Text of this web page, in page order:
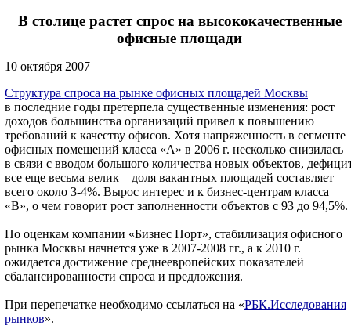
В столице растет спрос на высококачественные
офисные площади
10 октября 2007
Структура спроса на рынке офисных площадей Москвы
в последние годы претерпела существенные изменения: рост
доходов большинства организаций привел к повышению
требований к качеству офисов. Хотя напряженность в сегменте
офисных помещений класса «А» в 2006 г. несколько снизилась
в связи с вводом большого количества новых объектов,
все еще весьма велик – доля вакантных площадей составляет
всего около 3-4%. Вырос интерес и к бизнес-центрам класса
«В», о чем говорит рост заполненности объектов с 93 до 94,5%.
По оценкам компании «Бизнес Порт», стабилизация офисного
рынка Москвы начнется уже в 2007-2008 гг., а к 2010 г.
ожидается достижение среднеевропейских показателей
сбалансированности спроса и предложения.
При перепечатке необходимо ссылаться на «РБК.Исследования
рынков».